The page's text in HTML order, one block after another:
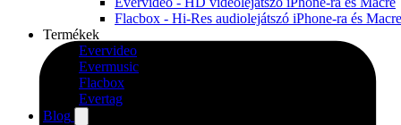
Flacbox - Hi-Res audiolejátszó iPhone-ra és Macre
Termékek
Evervideo
Evermusic
Flacbox
Evertag
Blog